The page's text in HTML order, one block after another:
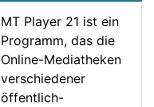
MT Player 21 ist ein
Programm, das die
Online-Mediatheken
verschiedener
öffentlich-